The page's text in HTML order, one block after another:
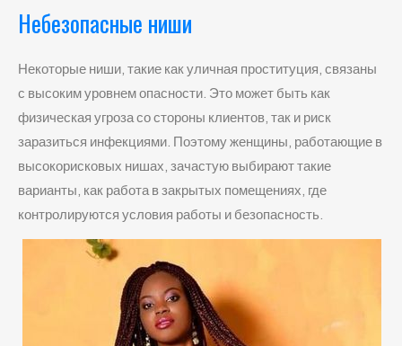
Небезопасные ниши
Некоторые ниши, такие как уличная проституция, связаны
с высоким уровнем опасности. Это может быть как
физическая угроза со стороны клиентов, так и риск
заразиться инфекциями. Поэтому женщины, работающие в
высокорисковых нишах, зачастую выбирают такие
варианты, как работа в закрытых помещениях, где
контролируются условия работы и безопасность.